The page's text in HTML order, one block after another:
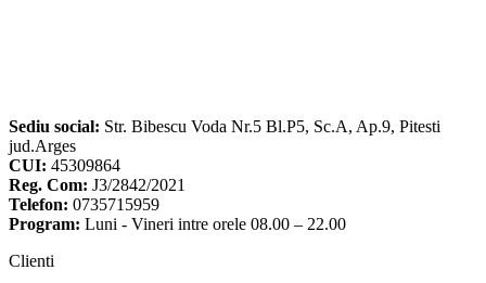
Sediu social: Str. Bibescu Voda Nr.5 Bl.P5, Sc.A, Ap.9, Pitesti
jud.Arges
CUI: 45309864
Reg. Com: J3/2842/2021
Telefon: 0735715959
Program: Luni - Vineri intre orele 08.00 – 22.00
Clienti